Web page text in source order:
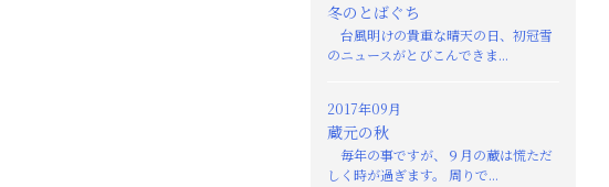
冬のとばぐち
台風明けの貴重な晴天の日、初冠雪
のニュースがとびこんできま...
2017年09月
蔵元の秋
毎年の事ですが、９月の蔵は慌ただ
しく時が過ぎます。 周りで...